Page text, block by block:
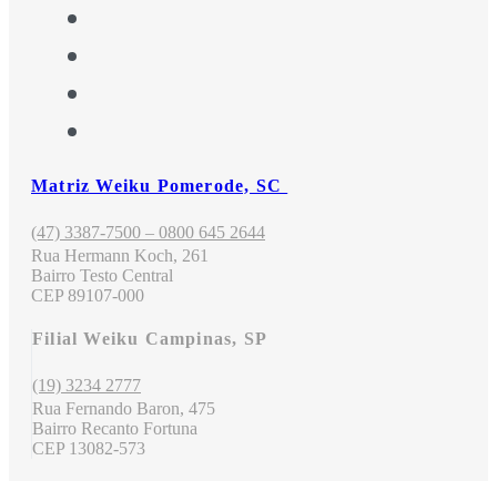
Matriz Weiku Pomerode, SC
(47) 3387-7500 – 0800 645 2644
Rua Hermann Koch, 261
Bairro Testo Central
CEP 89107-000
Filial Weiku Campinas, SP
(19) 3234 2777
Rua Fernando Baron, 475
Bairro Recanto Fortuna
CEP 13082-573